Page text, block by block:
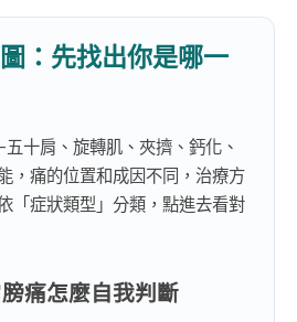
：先找出你是哪一
十肩、旋轉肌、夾擠、鈣化、
，痛的位置和成因不同，治療方
「症狀類型」分類，點進去看對
痛怎麼自我判斷